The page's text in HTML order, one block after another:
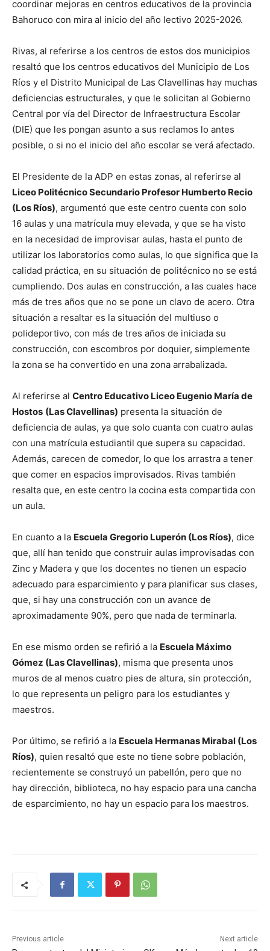
coordinar mejoras en centros educativos de la provincia
Bahoruco con mira al inicio del año lectivo 2025-2026.
Rivas, al referirse a los centros de estos dos municipios
resaltó que los centros educativos del Municipio de Los
Ríos y el Distrito Municipal de Las Clavellinas hay muchas
deficiencias estructurales, y que le solicitan al Gobierno
Central por vía del Director de Infraestructura Escolar
(DIE) que les pongan asunto a sus reclamos lo antes
posible, o si no el inicio del año escolar se verá afectado.
El Presidente de la ADP en estas zonas, al referirse al
Liceo Politécnico Secundario Profesor Humberto Recio
(Los Ríos), argumentó que este centro cuenta con solo
16 aulas y una matrícula muy elevada, y que se ha visto
en la necesidad de improvisar aulas, hasta el punto de
utilizar los laboratorios como aulas, lo que significa que la
calidad práctica, en su situación de politécnico no se está
cumpliendo. Dos aulas en construcción, a las cuales hace
más de tres años que no se pone un clavo de acero. Otra
situación a resaltar es la situación del multiuso o
polideportivo, con más de tres años de iniciada su
construcción, con escombros por doquier, simplemente
la zona se ha convertido en una zona arrabalizada.
Al referirse al Centro Educativo Liceo Eugenio María de
Hostos (Las Clavellinas) presenta la situación de
deficiencia de aulas, ya que solo cuanta con cuatro aulas
con una matrícula estudiantil que supera su capacidad.
Además, carecen de comedor, lo que los arrastra a tener
que comer en espacios improvisados. Rivas también
resalta que, en este centro la cocina esta compartida con
un aula.
En cuanto a la Escuela Gregorio Luperón (Los Ríos), dice
que, allí han tenido que construir aulas improvisadas con
Zinc y Madera y que los docentes no tienen un espacio
adecuado para esparcimiento y para planificar sus clases,
que, si hay una construcción con un avance de
aproximadamente 90%, pero que nada de terminarla.
En ese mismo orden se refirió a la Escuela Máximo
Gómez (Las Clavellinas), misma que presenta unos
muros de al menos cuatro pies de altura, sin protección,
lo que representa un peligro para los estudiantes y
maestros.
Por último, se refirió a la Escuela Hermanas Mirabal (Los
Ríos), quien resaltó que este no tiene sobre población,
recientemente se construyó un pabellón, pero que no
hay dirección, biblioteca, no hay espacio para una cancha
de esparcimiento, no hay un espacio para los maestros.
Previous article Next article